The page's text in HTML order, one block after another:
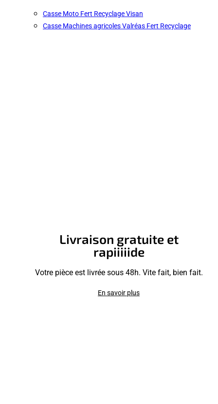
Casse Moto Fert Recyclage Visan
Casse Machines agricoles Valréas Fert Recyclage
Livraison gratuite et
rapiiiiide
Votre pièce est livrée sous 48h. Vite fait, bien fait.
En savoir plus